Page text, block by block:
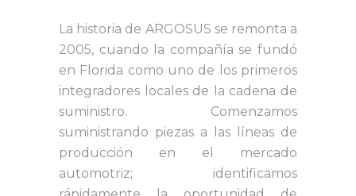
La historia de ARGOSUS se remonta a
2005, cuando la compañía se fundó
en Florida como uno de los primeros
integradores locales de la cadena de
suministro. Comenzamos
suministrando piezas a las líneas de
producción en el mercado
automotriz; identificamos